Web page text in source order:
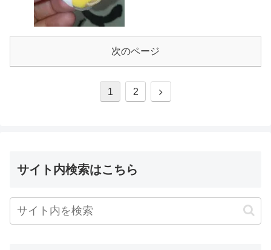
次のページ
1 2
サイト内検索はこちら